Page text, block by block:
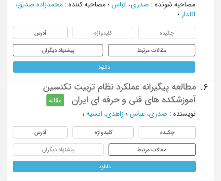
مصاحبه شونده : صدری، عباس ؛ مصاحبه کننده : محمدزاده صدیق،
انلدار ؛
چکیده کلیدواژه آدرس
مقالات مرتبط پیشنهاد دیگران
دانلود
6.
مطالعه پیگیرانه عملکرد نظام تربیت تکنسین
آموزشکده های فنی و حرفه ای ایران
مقاله
نویسنده : صدری، عباس ؛ زاهدی، انسیه ؛
چکیده کلیدواژه آدرس
مقالات مرتبط پیشنهاد دیگران
دانلود